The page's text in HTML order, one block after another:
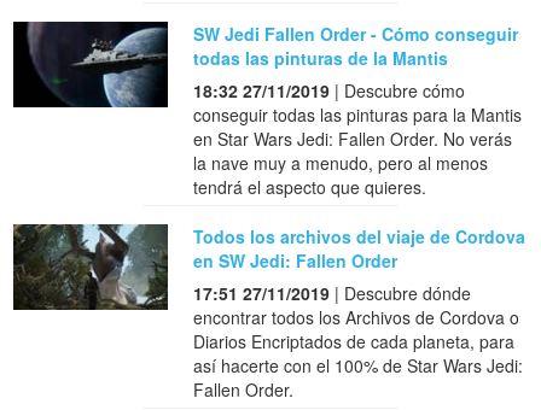
SW Jedi Fallen Order - Cómo conseguir
todas las pinturas de la Mantis
18:32 27/11/2019 | Descubre cómo
conseguir todas las pinturas para la Mantis
en Star Wars Jedi: Fallen Order. No verás
la nave muy a menudo, pero al menos
tendrá el aspecto que quieres.
Todos los archivos del viaje de Cordova
en SW Jedi: Fallen Order
17:51 27/11/2019 | Descubre dónde
encontrar todos los Archivos de Cordova o
Diarios Encriptados de cada planeta, para
así hacerte con el 100% de Star Wars Jedi:
Fallen Order.